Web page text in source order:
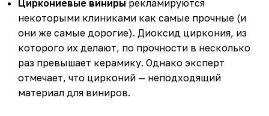
Циркониевые виниры рекламируются
некоторыми клиниками как самые прочные (и
они же самые дорогие). Диоксид циркония, из
которого их делают, по прочности в несколько
раз превышает керамику. Однако эксперт
отмечает, что цирконий — неподходящий
материал для виниров.